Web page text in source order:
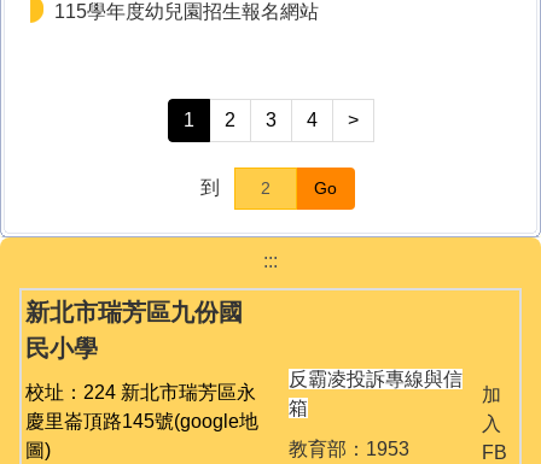
115學年度幼兒園招生報名網站
1 2 3 4 >
到 Go
:::
新北市瑞芳區九份國
民小學
校址：224 新北市瑞芳區永
慶里崙頂路145號(google地
圖)
反霸凌投訴專線與信
箱
教育部：1953
加
入
FB